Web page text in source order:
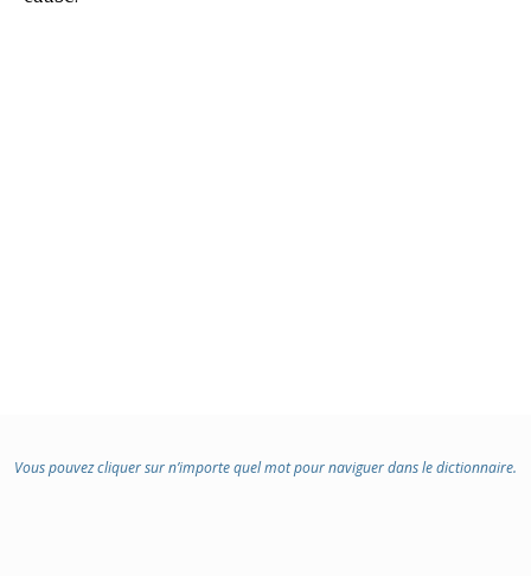
Vous pouvez cliquer sur n’importe quel mot pour naviguer dans le dictionnaire.